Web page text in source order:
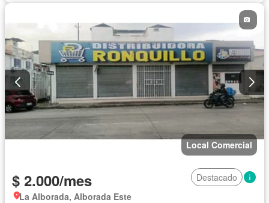
Local Comercial
$ 2.000/mes
Destacado
La Alborada, Alborada Este